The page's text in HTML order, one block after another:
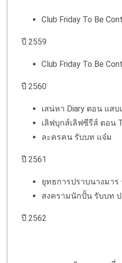
Club Friday To Be
ปี 2559
Club Friday To Be
ปี 2560
เสน่หา Diary ตอน แสบ
เลิฟบุกส์เลิฟซีรีส์ ตอน
ละครคน รับบท แจ๋ม
ปี 2561
ยุทธการปราบนางมา
สงครามนักปั้น รับบท
ปี 2562